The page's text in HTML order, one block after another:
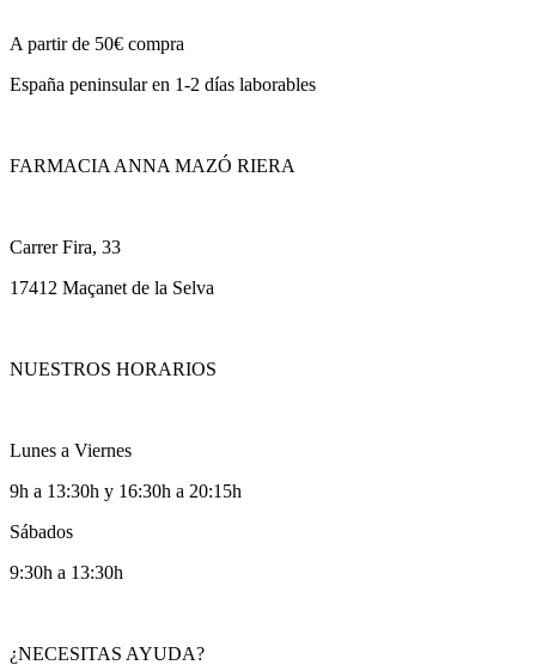
A partir de 50€ compra
España peninsular en 1-2 días laborables
FARMACIA ANNA MAZÓ RIERA
Carrer Fira, 33
17412 Maçanet de la Selva
NUESTROS HORARIOS
Lunes a Viernes
9h a 13:30h y 16:30h a 20:15h
Sábados
9:30h a 13:30h
¿NECESITAS AYUDA?